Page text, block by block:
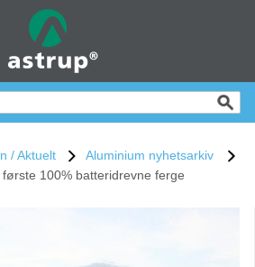
/ Aktuelt
Aluminium nyhetsarkiv
100% batteridrevne ferge